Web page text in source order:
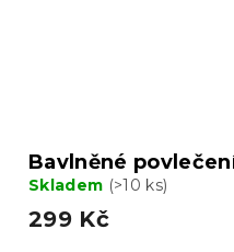
Bavlněné
Skladem (>10 ks)
299 Kč